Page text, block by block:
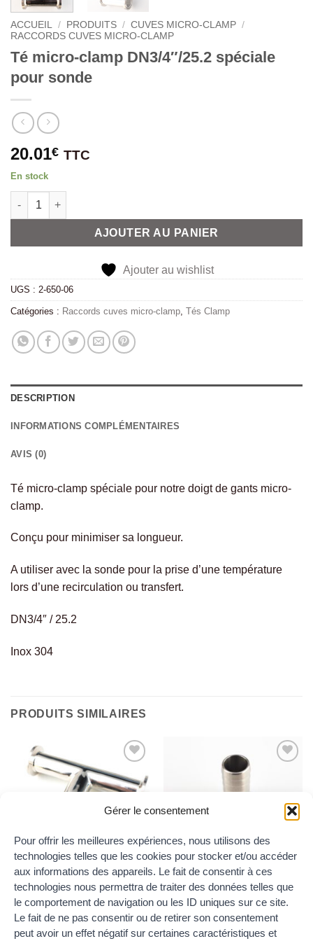
Gérer le consentement
Pour offrir les meilleures expériences, nous utilisons des
technologies telles que les cookies pour stocker et/ou accéder
aux informations des appareils. Le fait de consentir à ces
technologies nous permettra de traiter des données telles que
le comportement de navigation ou les ID uniques sur ce site.
Le fait de ne pas consentir ou de retirer son consentement
peut avoir un effet négatif sur certaines caractéristiques et
ACCUEIL / PRODUITS / CUVES MICRO-CLAMP /
RACCORDS CUVES MICRO-CLAMP
Té micro-clamp DN3/4″/25.2 spéciale
pour sonde
20.01€ TTC
En stock
quantité de Té micro-clamp DN3/4"/25.2 spéciale pour sonde
AJOUTER AU PANIER
Alternative:
Ajouter au wishlist
UGS : 2-650-06
Catégories : Raccords cuves micro-clamp Tés Clamp
DESCRIPTION
INFORMATIONS COMPLÉMENTAIRES
AVIS (0)
Té micro-clamp spéciale pour notre doigt de gants micro-
clamp.
Conçu pour minimiser sa longueur.
A utiliser avec la sonde pour la prise d’une température
lors d’une recirculation ou transfert.
DN3/4″ / 25.2
Inox 304
PRODUITS SIMILAIRES
Ajouter
au
wishlist
TÉS CLAMP
Té égal clamp DIN
14.80€ – 56.00€Plage
de
prix :
14.80€
à
56.00€
TTC
FERRULES CANNELÉS CLAMP
Ferrule micro-clamp cannelé
DN15 / 25.2
6.80€ TTC